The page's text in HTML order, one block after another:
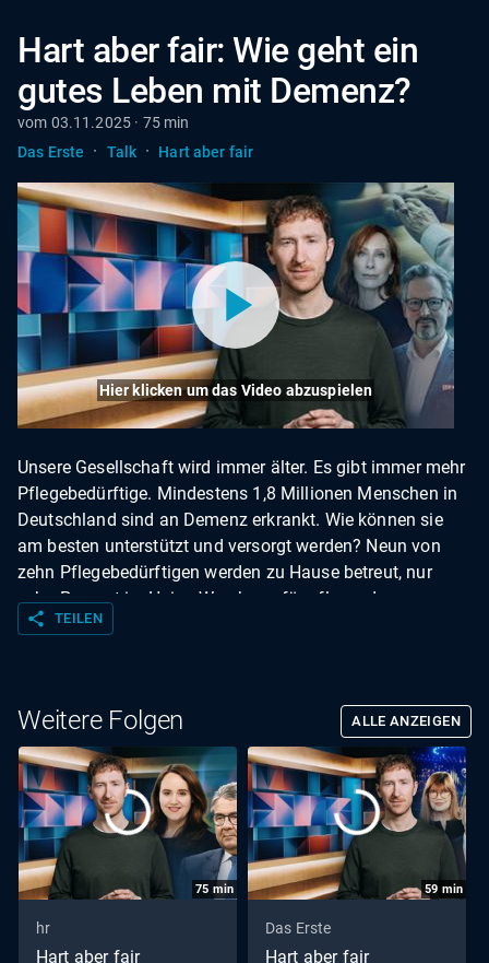
Hart aber fair: Wie geht ein
gutes Leben mit Demenz?
vom 03.11.2025 · 75 min
Das Erste
· Talk · Hart aber fair
Hier klicken um das Video abzuspielen
Unsere Gesellschaft wird immer älter. Es gibt immer mehr
Pflegebedürftige. Mindestens 1,8 Millionen Menschen in
Deutschland sind an Demenz erkrankt. Wie können sie
am besten unterstützt und versorgt werden? Neun von
zehn Pflegebedürftigen werden zu Hause betreut, nur
zehn Prozent im Heim. Was kann für pflegende
Angehörige getan werden? Wie muss unser Pflegesystem
share TEILEN
Weitere Folgen ALLE ANZEIGEN
75 min
hr
Hart aber fair
59 min
Das Erste
Hart aber fair